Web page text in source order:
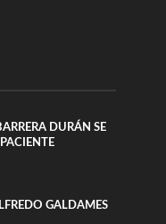
DURÁN SE
GALDAMES